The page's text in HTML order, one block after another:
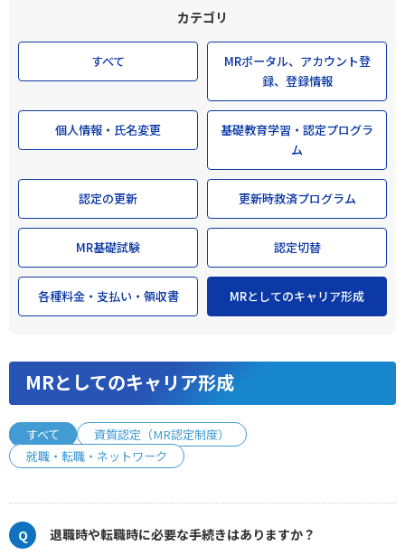
カテゴリ
すべて
MRポータル、アカウント登
録、登録情報
個人情報・氏名変更
基礎教育学習・認定プログラ
ム
認定の更新 更新時救済プログラム
MR基礎試験 認定切替
各種料金・支払い・領収書 MRとしてのキャリア形成
MRとしてのキャリア形成
すべて
資質認定（MR認定制度）
就職・転職・ネットワーク
退職時や転職時に必要な手続きはありますか？